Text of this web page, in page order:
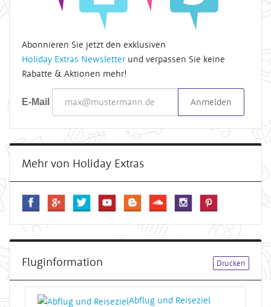
Abonnieren Sie jetzt den exklusiven
Holiday Extras Newsletter und verpassen Sie keine
Rabatte & Aktionen mehr!
E-Mail Anmelden
Mehr von Holiday Extras
Fluginformation Drucken
Abflug und Reiseziel